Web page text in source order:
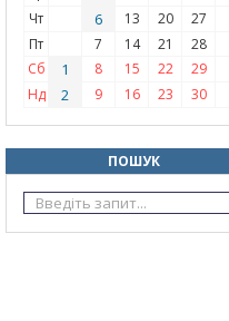
Чт
6 13 20
27
Пт
7 14 21
28
Сб
1 8 15 22
29
Нд
2 9 16 23 30
ПОШУК